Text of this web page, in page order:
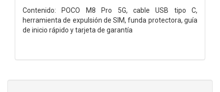
Contenido: POCO M8 Pro 5G, cable USB tipo C,
herramienta de expulsión de SIM, funda protectora, guía
de inicio rápido y tarjeta de garantía